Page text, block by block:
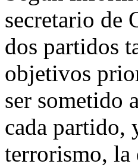
secretario de
dos partidos
objetivos
ser sometido
cada partido,
terrorismo, la